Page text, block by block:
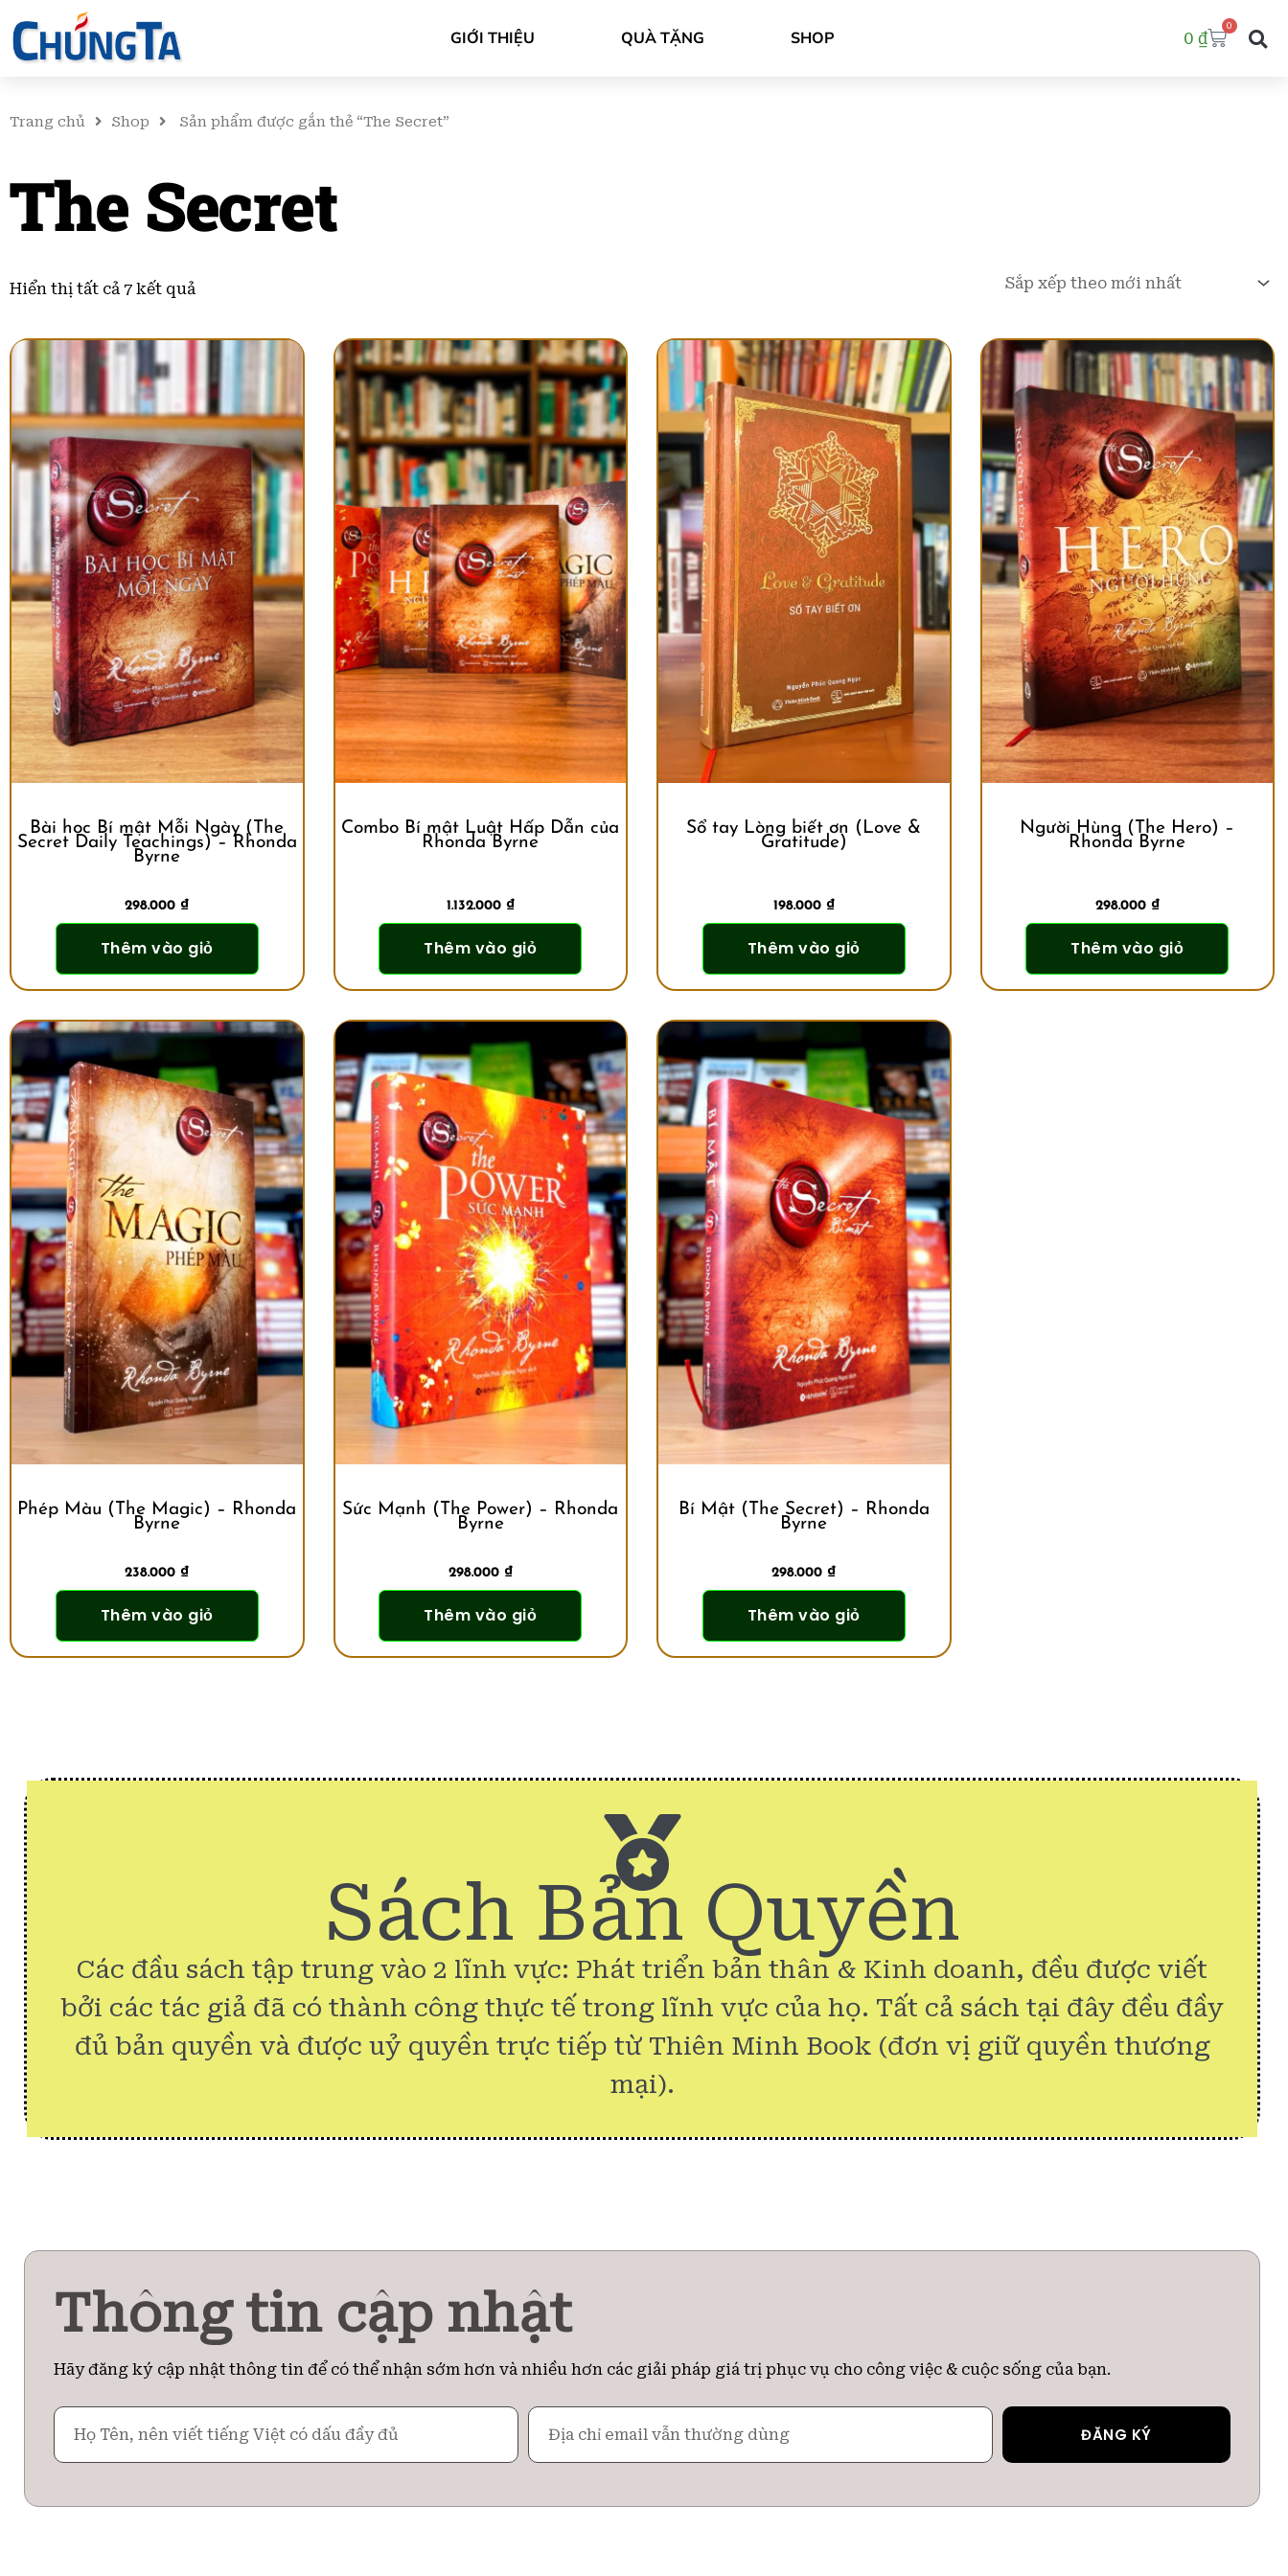
GIỚI THIỆU QUÀ TẶNG SHOP 0 ₫
0
Cart
Trang chủ Shop Sản phẩm được gắn thẻ “The Secret”
The Secret
Hiển thị tất cả 7 kết quả
Bài học Bí mật Mỗi Ngày (The
Secret Daily Teachings) – Rhonda
Byrne
298.000 ₫
Thêm vào giỏ
Combo Bí mật Luật Hấp Dẫn của
Rhonda Byrne
1.132.000 ₫
Thêm vào giỏ
Sổ tay Lòng biết ơn (Love &
Gratitude)
198.000 ₫
Thêm vào giỏ
Người Hùng (The Hero) –
Rhonda Byrne
298.000 ₫
Thêm vào giỏ
Phép Màu (The Magic) – Rhonda
Byrne
238.000 ₫
Thêm vào giỏ
Sức Mạnh (The Power) – Rhonda
Byrne
298.000 ₫
Thêm vào giỏ
Bí Mật (The Secret) – Rhonda
Byrne
298.000 ₫
Thêm vào giỏ
Sách Bản Quyền
Các đầu sách tập trung vào 2 lĩnh vực: Phát triển bản thân & Kinh doanh, đều được viết
bởi các tác giả đã có thành công thực tế trong lĩnh vực của họ. Tất cả sách tại đây đều đầy
đủ bản quyền và được uỷ quyền trực tiếp từ Thiên Minh Book (đơn vị giữ quyền thương
mại).
Thông tin cập nhật
Hãy đăng ký cập nhật thông tin để có thể nhận sớm hơn và nhiều hơn các giải pháp giá trị phục vụ cho công việc & cuộc sống của bạn.
Họ
Tên
Email
ĐĂNG KÝ